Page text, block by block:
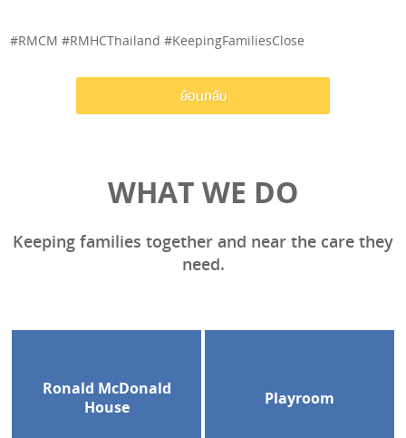
#RMCM #RMHCThailand #KeepingFamiliesClose
ย้อนกลับ
WHAT WE DO
Keeping families together and near the care they
need.
Ronald McDonald
House
Playroom